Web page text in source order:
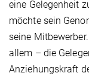
eine Gelegenheit
möchte sein
seine
allem – die
Anziehungskraft